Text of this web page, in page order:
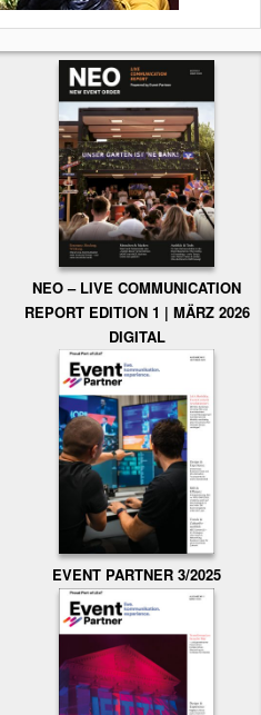
NEO – LIVE COMMUNICATION
REPORT EDITION 1 | MÄRZ 2026
DIGITAL
EVENT PARTNER 3/2025